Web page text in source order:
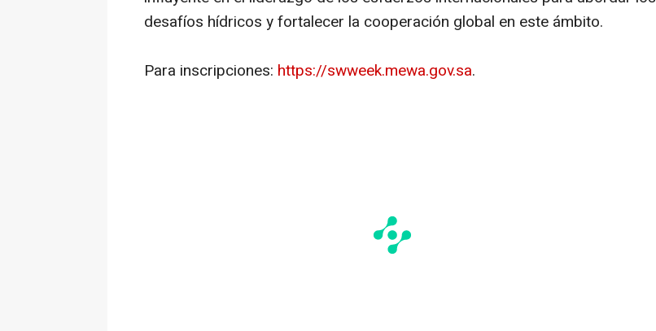
desafíos hídricos y fortalecer la cooperación global en este ámbito.
Para inscripciones: https://swweek.mewa.gov.sa.